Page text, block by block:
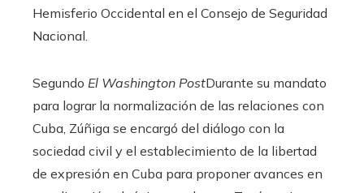
Hemisferio Occidental en el Consejo de Seguridad
Nacional.
Segundo El Washington PostDurante su mandato
para lograr la normalización de las relaciones con
Cuba, Zúñiga se encargó del diálogo con la
sociedad civil y el establecimiento de la libertad
de expresión en Cuba para proponer avances en